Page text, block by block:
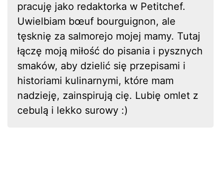
pracuję jako redaktorka w Petitchef.
Uwielbiam bœuf bourguignon, ale
tęsknię za salmorejo mojej mamy. Tutaj
łączę moją miłość do pisania i pysznych
smaków, aby dzielić się przepisami i
historiami kulinarnymi, które mam
nadzieję, zainspirują cię. Lubię omlet z
cebulą i lekko surowy :)